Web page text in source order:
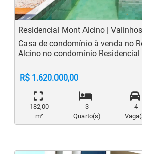
Residencial Mont Alcino | Valinhos
Casa de condomínio à venda no
Alcino no condomínio
R$ 1.620.000,00
182,00
m²
3
Quarto(s)
4